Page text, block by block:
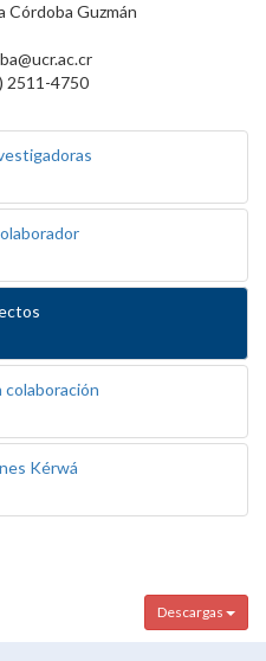
Córdoba Guzmán
2511-4750
Kérwá
Descargas